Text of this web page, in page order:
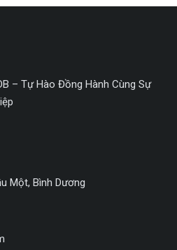
– Tự Hào Đồng Hành Cùng Sự
Một, Bình Dương